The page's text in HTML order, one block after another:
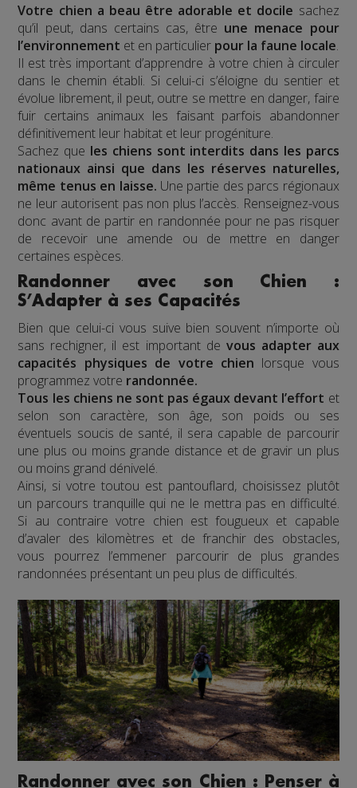
Votre chien a beau être adorable et docile sachez
qu’il peut, dans certains cas, être une menace pour
l’environnement et en particulier pour la faune locale.
Il est très important d’apprendre à votre chien à circuler
dans le chemin établi. Si celui-ci s’éloigne du sentier et
évolue librement, il peut, outre se mettre en danger, faire
fuir certains animaux les faisant parfois abandonner
définitivement leur habitat et leur progéniture.
Sachez que les chiens sont interdits dans les parcs
nationaux ainsi que dans les réserves naturelles,
même tenus en laisse. Une partie des parcs régionaux
ne leur autorisent pas non plus l’accès. Renseignez-vous
donc avant de partir en randonnée pour ne pas risquer
de recevoir une amende ou de mettre en danger
certaines espèces.
Randonner avec son Chien :
S’Adapter à ses Capacités
Bien que celui-ci vous suive bien souvent n’importe où
sans rechigner, il est important de vous adapter aux
capacités physiques de votre chien lorsque vous
programmez votre randonnée.
Tous les chiens ne sont pas égaux devant l’effort et
selon son caractère, son âge, son poids ou ses
éventuels soucis de santé, il sera capable de parcourir
une plus ou moins grande distance et de gravir un plus
ou moins grand dénivelé.
Ainsi, si votre toutou est pantouflard, choisissez plutôt
un parcours tranquille qui ne le mettra pas en difficulté.
Si au contraire votre chien est fougueux et capable
d’avaler des kilomètres et de franchir des obstacles,
vous pourrez l’emmener parcourir de plus grandes
randonnées présentant un peu plus de difficultés.
Randonner avec son Chien : Penser à